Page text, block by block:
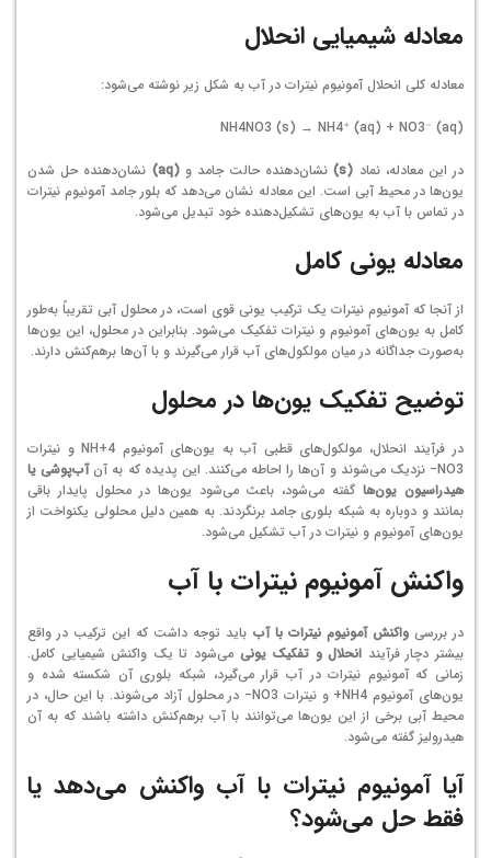
معادله شیمیایی انحلال
معادله کلی انحلال آمونیوم نیترات در آب به شکل زیر نوشته می‌شود:
NH4NO3 (s) → NH4⁺ (aq) + NO3⁻ (aq)
در این معادله، نماد (s) نشان‌دهنده حالت جامد و(aq)
نشان‌دهنده حل شدن
یون‌ها در محیط آبی است. این معادله نشان می‌دهد که بلور جامد آمونیوم نیترات
در تماس با آب به یون‌های تشکیل‌دهنده خود تبدیل می‌شود.
معادله یونی کامل
از آنجا که آمونیوم نیترات یک ترکیب یونی قوی است، در محلول آبی تقریباً به‌طور
کامل به یون‌های آمونیوم و نیترات تفکیک می‌شود. بنابراین در محلول، این یون‌ها
به‌صورت جداگانه در میان مولکول‌های آب قرار می‌گیرند و با آن‌ها برهم‌کنش دارند.
توضیح تفکیک یون‌ها در محلول
در فرآیند انحلال، مولکول‌های قطبی آب به یون‌های آمونیوم NH+4
و نیترات
NO3
−نزدیک می‌شوند و آن‌ها را احاطه می‌کنند. این پدیده که به آنآب‌پوشی یا
هیدراسیون یون‌هاگفته می‌شود، باعث می‌شود یون‌ها در محلول پایدار باقی
بمانند و دوباره به شبکه بلوری جامد برنگردند. به همین دلیل محلولی یکنواخت از
یون‌های آمونیوم و نیترات در آب تشکیل می‌شود.
واکنش آمونیوم نیترات با آب
در بررسیواکنش آمونیوم نیترات با آب باید توجه داشت که این ترکیب در واقع
بیشتر دچار فرآیند انحلال و تفکیک یونی می‌شود تا یک واکنش شیمیایی کامل.
زمانی که آمونیوم نیترات در آب قرار می‌گیرد، شبکه بلوری آن شکسته شده و
یون‌های آمونیوم
NH4
+ و نیترات NO3
− در محلول آزاد می‌شوند. با این حال، در
محیط آبی برخی از این یون‌ها می‌توانند با آب برهم‌کنش داشته باشند که به آن
هیدرولیز گفته می‌شود.
آیا آمونیوم نیترات با آب واکنش می‌دهد یا
فقط حل می‌شود؟